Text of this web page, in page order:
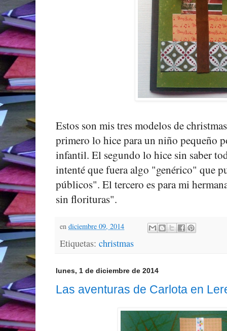
Estos son mis tres modelos de
primero lo hice para un niño pequeño
infantil. El segundo lo hice sin saber
intenté que fuera algo "genérico" que
públicos". El tercero es para mi
sin florituras".
en diciembre 09, 2014
Etiquetas: christmas
lunes, 1 de diciembre de 2014
Las aventuras de Carlota en